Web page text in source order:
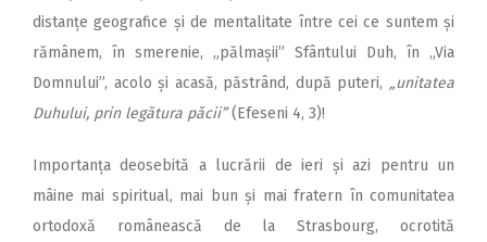
distanțe geografice și de mentalitate între cei ce suntem și
rămânem, în smerenie, „pălmașii” Sfântului Duh, în „Via
Domnului”, acolo și acasă, păstrând, după puteri, „unitatea
Duhului, prin legătura păcii”(Efeseni 4, 3)!
Importanța deosebită a lucrării de ieri și azi pentru un
mâine mai spiritual, mai bun și mai fratern în comunitatea
ortodoxă românească de la Strasbourg, ocrotită